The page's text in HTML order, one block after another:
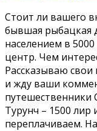
Стоит ли вашего
бывшая рыбацкая
населением в 5000
центр. Чем
Рассказываю свои
и жду ваши
путешественники
Турунч – 1500 лир
переплачиваем.